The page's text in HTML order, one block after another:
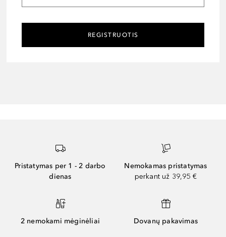
REGISTRUOTIS
Pristatymas per 1 - 2 darbo
dienas
Nemokamas pristatymas
perkant už 39,95 €
2 nemokami mėginėliai Dovanų pakavimas